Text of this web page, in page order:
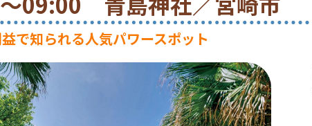
で知られる人気パワースポット